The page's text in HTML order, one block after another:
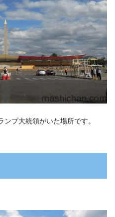
プ大統領がいた場所です。